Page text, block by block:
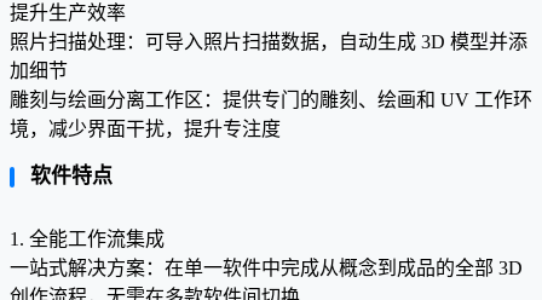
提升生产效率
照片扫描处理：可导入照片扫描数据，自动生成 3D 模型并添
加细节
雕刻与绘画分离工作区：提供专门的雕刻、绘画和 UV 工作环
境，减少界面干扰，提升专注度
软件特点
1. 全能工作流集成
一站式解决方案：在单一软件中完成从概念到成品的全部 3D